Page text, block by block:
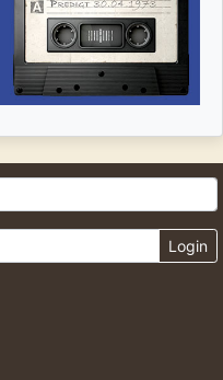
Login